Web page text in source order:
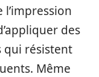
des
qui résistent
Même